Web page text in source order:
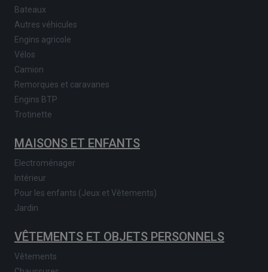
Bateaux
Autres véhicules
Engins agricole
Vélos
Camion
Remorques et caravanes
Engins BTP
Trotinette
MAISONS ET ENFANTS
Electroménager
Intérieur
Pour les enfants (Jeux et Vêtements)
Jardin
VÊTEMENTS ET OBJETS PERSONNELS
Vêtements